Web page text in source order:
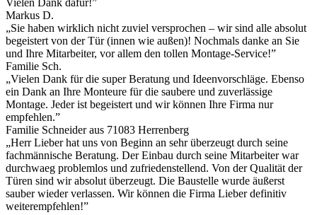
Markus D.
„Sie haben wirklich nicht zuviel versprochen – wir sind alle absolut
begeistert von der Tür (innen wie außen)! Nochmals danke an Sie
und Ihre Mitarbeiter, vor allem den tollen Montage-Service!”
Familie Sch.
„Vielen Dank für die super Beratung und Ideenvorschläge. Ebenso
ein Dank an Ihre Monteure für die saubere und zuverlässige
Montage. Jeder ist begeistert und wir können Ihre Firma nur
empfehlen.”
Familie Schneider aus 71083 Herrenberg
„Herr Lieber hat uns von Beginn an sehr überzeugt durch seine
fachmännische Beratung. Der Einbau durch seine Mitarbeiter war
durchwaeg problemlos und zufriedenstellend. Von der Qualität der
Türen sind wir absolut überzeugt. Die Baustelle wurde äußerst
sauber wieder verlassen. Wir können die Firma Lieber definitiv
weiterempfehlen!”